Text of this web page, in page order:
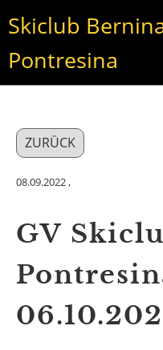
Skiclub
Pontresina
ZURÜCK
08.09.2022,
GV